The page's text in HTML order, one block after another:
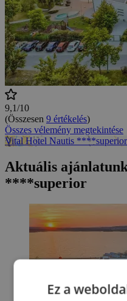
9,1/10
(Összesen 9 értékelés)
Összes vélemény megtekintése
Vital Hotel Nautis ****superior
Aktuális
****superior
Ez a